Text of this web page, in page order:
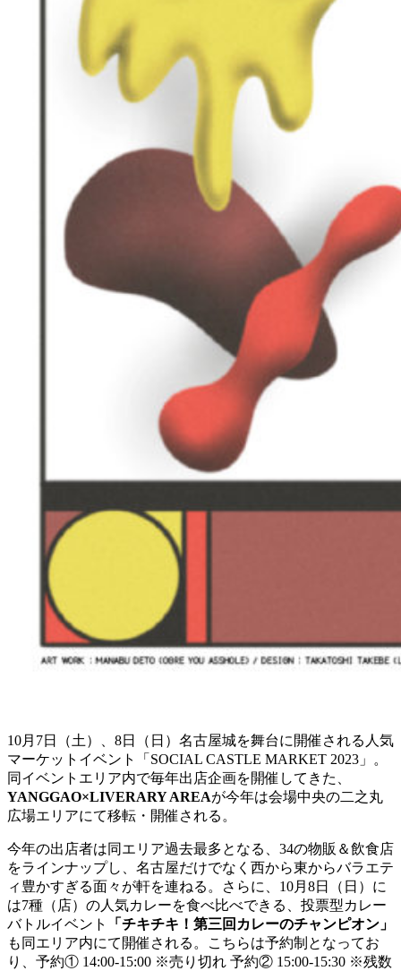
10月7日（土）、8日（日）名古屋城を舞台に開催される人気
マーケットイベント「SOCIAL CASTLE MARKET 2023」。
同イベントエリア内で毎年出店企画を開催してきた、
YANGGAO×LIVERARY AREAが今年は会場中央の二之丸
広場エリアにて移転・開催される。
今年の出店者は同エリア過去最多となる、34の物販＆飲食店
をラインナップし、名古屋だけでなく西から東からバラエテ
ィ豊かすぎる面々が軒を連ねる。さらに、10月8日（日）に
は7種（店）の人気カレーを食べ比べできる、投票型カレー
バトルイベント
「チキチキ！第三回カレーのチャンピオン」
も同エリア内にて開催される。こちらは予約制となってお
り、予約① 14:00-15:00 ※売り切れ 予約② 15:00-15:30 ※残数